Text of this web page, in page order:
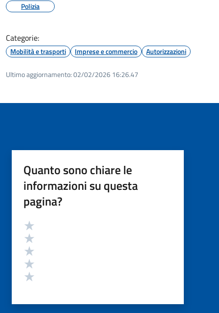
Polizia
Categorie:
Mobilità e trasporti Imprese e commercio Autorizzazioni
Ultimo aggiornamento:02/02/2026 16:26.47
Quanto sono chiare le
informazioni su questa
pagina?
Valutazione